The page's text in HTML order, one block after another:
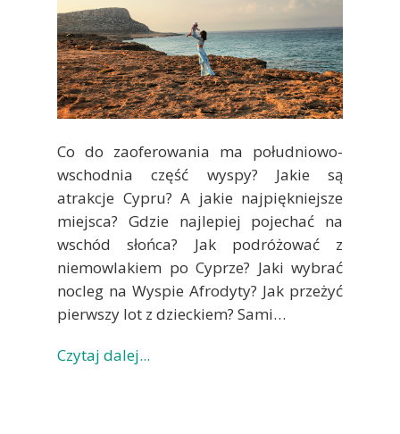
Co do zaoferowania ma południowo-
wschodnia część wyspy? Jakie są
atrakcje Cypru? A jakie najpiękniejsze
miejsca? Gdzie najlepiej pojechać na
wschód słońca? Jak podróżować z
niemowlakiem po Cyprze? Jaki wybrać
nocleg na Wyspie Afrodyty? Jak przeżyć
pierwszy lot z dzieckiem? Sami…
Czytaj dalej...